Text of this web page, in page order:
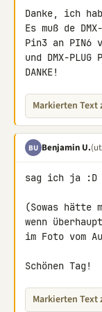
Danke, ich
Es muß de
Pin3 an PIN6
und DMX-
DANKE!
Markierten Text
BU Benjamin U.
sag ich ja :D
(Sowas hätte
wenn
im Foto vom
Schönen Tag!
Markierten Text